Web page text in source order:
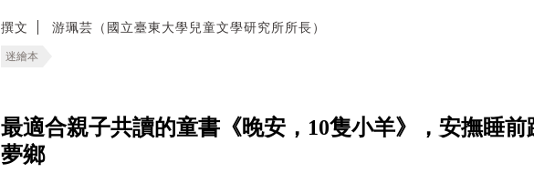
撰文 游珮芸（國立臺東大學兒童文學研究所所長）
迷繪本
最適合親子共讀的童書《晚安，10隻小羊》，安撫睡
夢鄉